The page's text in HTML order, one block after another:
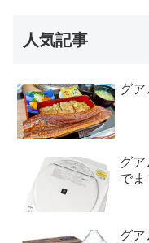
人気記事
グア
グア
でま
グア